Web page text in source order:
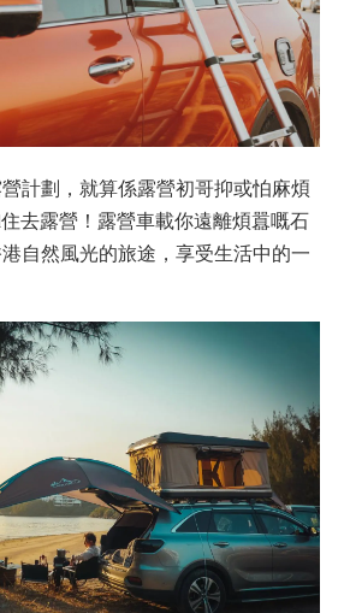
計劃，就算係露營初哥抑或怕麻煩
去露營！露營車載你遠離煩囂嘅石
自然風光的旅途，享受生活中的一